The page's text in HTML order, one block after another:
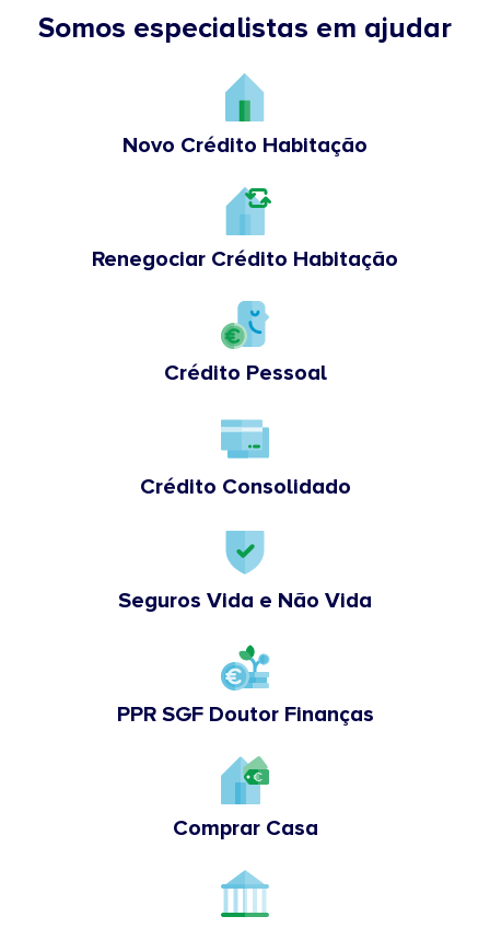
Somos especialistas em ajudar
Novo Crédito Habitação
Renegociar Crédito Habitação
Crédito Pessoal
Crédito Consolidado
Seguros Vida e Não Vida
PPR SGF Doutor Finanças
Comprar Casa